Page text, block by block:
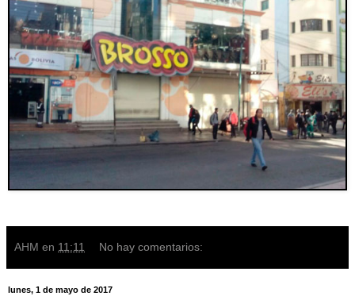
AHM en 11:11 No hay comentarios:
lunes, 1 de mayo de 2017